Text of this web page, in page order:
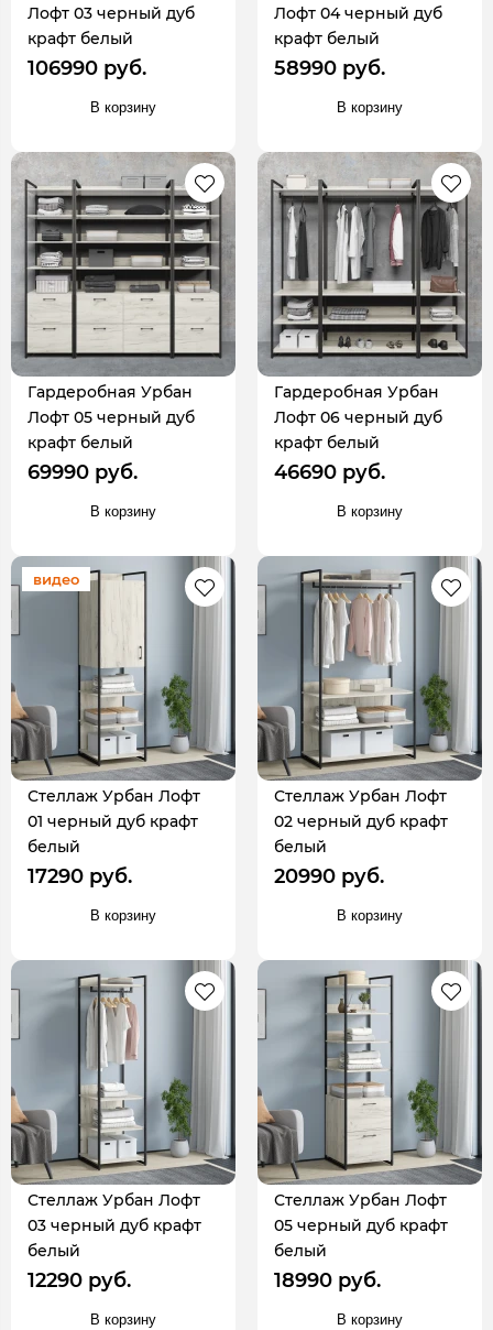
Лофт 03 черный дуб
крафт белый
106990 руб.
В корзину
Лофт 04 черный дуб
крафт белый
58990 руб.
В корзину
Гардеробная Урбан
Лофт 05 черный дуб
крафт белый
69990 руб.
В корзину
Гардеробная Урбан
Лофт 06 черный дуб
крафт белый
46690 руб.
В корзину
видео
Стеллаж Урбан Лофт
01 черный дуб крафт
белый
17290 руб.
В корзину
Стеллаж Урбан Лофт
02 черный дуб крафт
белый
20990 руб.
В корзину
Стеллаж Урбан Лофт
03 черный дуб крафт
белый
12290 руб.
В корзину
Стеллаж Урбан Лофт
05 черный дуб крафт
белый
18990 руб.
В корзину